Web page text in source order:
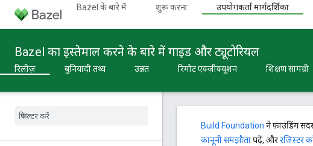
Bazel के बारे में शुरू करना उपयोगकर्ता मार्गदर्शिका
Bazel का इस्तेमाल करने के बारे में गाइड और ट्यूटोरियल
रिलीज़ बुनियादी तथ्य उन्नत रिमोट एक्ज़ीक्यूशन शिक्षण सामग्री
Build Foundation ने फ़ाउंडिंग
कानूनी समझौतापढ़ें, औररजिस्टर